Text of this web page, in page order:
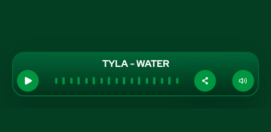
TYLA - WATER